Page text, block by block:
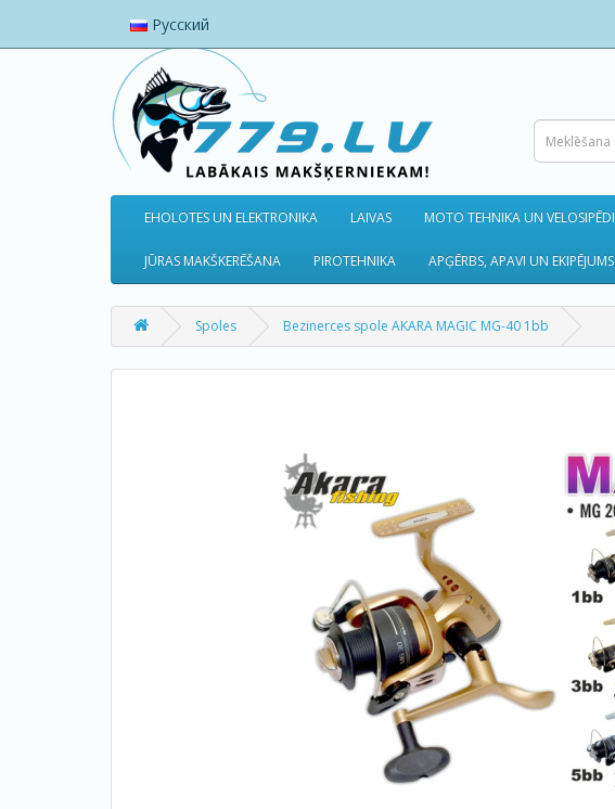
Русский
EHOLOTES UN ELEKTRONIKA LAIVAS MOTO TEHNIKA UN VELOSIPĒDI
JŪRAS MAKŠKERĒŠANA PIROTEHNIKA APĢĒRBS, APAVI UN EKIPĒJUMS
Spoles Bezinerces spole AKARA MAGIC MG-40 1bb